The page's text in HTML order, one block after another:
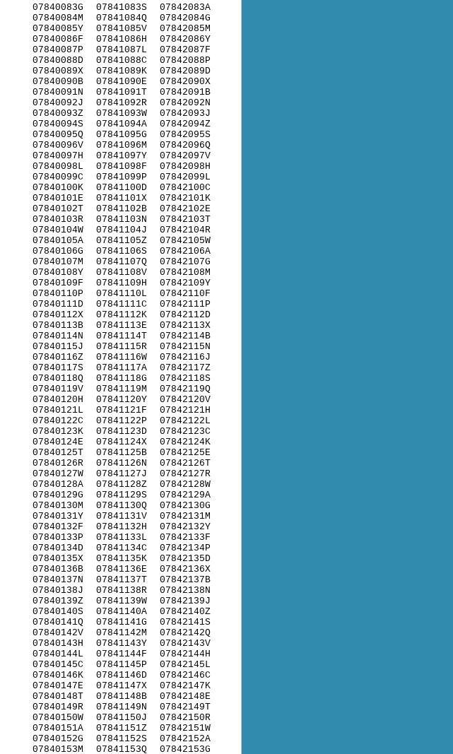
07840083G
07840084M
07840085Y
07840086F
07840087P
07840088D
07840089X
07840090B
07840091N
07840092J
07840093Z
07840094S
07840095Q
07840096V
07840097H
07840098L
07840099C
07840100K
07840101E
07840102T
07840103R
07840104W
07840105A
07840106G
07840107M
07840108Y
07840109F
07840110P
07840111D
07840112X
07840113B
07840114N
07840115J
07840116Z
07840117S
07840118Q
07840119V
07840120H
07840121L
07840122C
07840123K
07840124E
07840125T
07840126R
07840127W
07840128A
07840129G
07840130M
07840131Y
07840132F
07840133P
07840134D
07840135X
07840136B
07840137N
07840138J
07840139Z
07840140S
07840141Q
07840142V
07840143H
07840144L
07840145C
07840146K
07840147E
07840148T
07840149R
07840150W
07840151A
07840152G
07840153M
07841083S
07841084Q
07841085V
07841086H
07841087L
07841088C
07841089K
07841090E
07841091T
07841092R
07841093W
07841094A
07841095G
07841096M
07841097Y
07841098F
07841099P
07841100D
07841101X
07841102B
07841103N
07841104J
07841105Z
07841106S
07841107Q
07841108V
07841109H
07841110L
07841111C
07841112K
07841113E
07841114T
07841115R
07841116W
07841117A
07841118G
07841119M
07841120Y
07841121F
07841122P
07841123D
07841124X
07841125B
07841126N
07841127J
07841128Z
07841129S
07841130Q
07841131V
07841132H
07841133L
07841134C
07841135K
07841136E
07841137T
07841138R
07841139W
07841140A
07841141G
07841142M
07841143Y
07841144F
07841145P
07841146D
07841147X
07841148B
07841149N
07841150J
07841151Z
07841152S
07841153Q
07842083A
07842084G
07842085M
07842086Y
07842087F
07842088P
07842089D
07842090X
07842091B
07842092N
07842093J
07842094Z
07842095S
07842096Q
07842097V
07842098H
07842099L
07842100C
07842101K
07842102E
07842103T
07842104R
07842105W
07842106A
07842107G
07842108M
07842109Y
07842110F
07842111P
07842112D
07842113X
07842114B
07842115N
07842116J
07842117Z
07842118S
07842119Q
07842120V
07842121H
07842122L
07842123C
07842124K
07842125E
07842126T
07842127R
07842128W
07842129A
07842130G
07842131M
07842132Y
07842133F
07842134P
07842135D
07842136X
07842137B
07842138N
07842139J
07842140Z
07842141S
07842142Q
07842143V
07842144H
07842145L
07842146C
07842147K
07842148E
07842149T
07842150R
07842151W
07842152A
07842153G